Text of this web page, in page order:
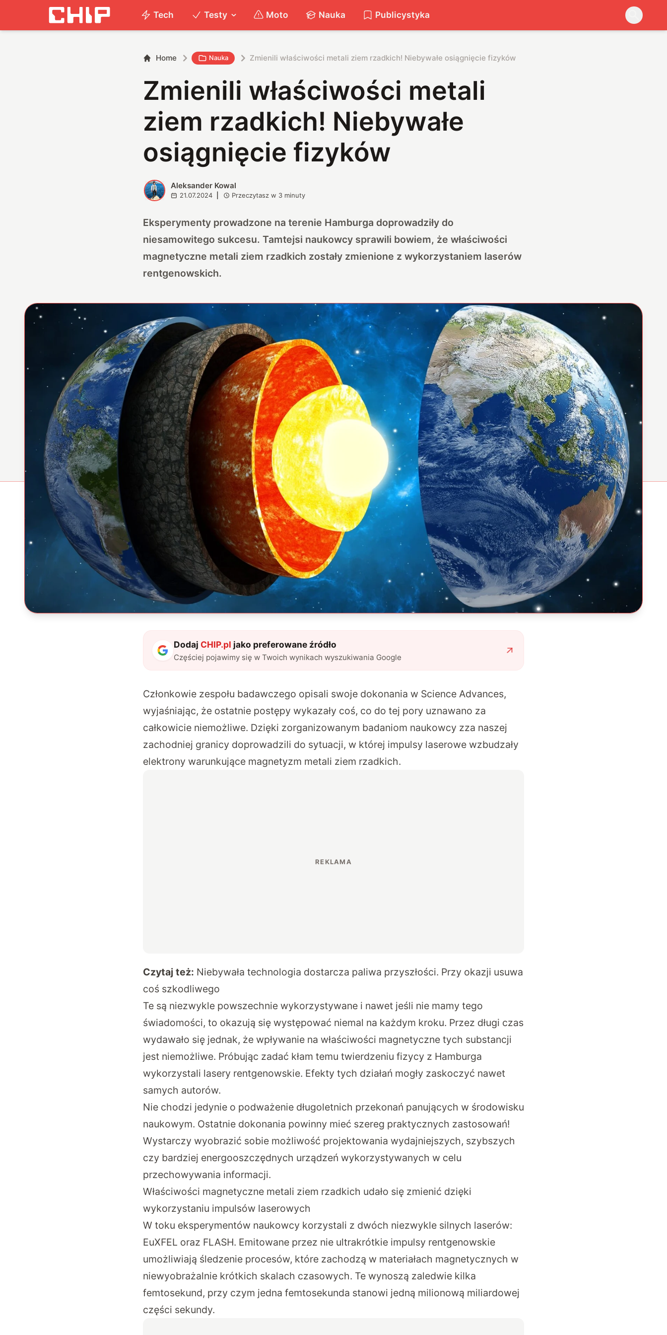
Tech Testy Moto Nauka Publicystyka
Home Nauka Zmienili właściwości metali ziem rzadkich! Niebywałe osiągnięcie fizyków
Zmienili właściwości metali
ziem rzadkich! Niebywałe
osiągnięcie fizyków
A Aleksander Kowal
21.07.2024 Przeczytasz w 3 minuty
Eksperymenty prowadzone na terenie Hamburga doprowadziły do
niesamowitego sukcesu. Tamtejsi naukowcy sprawili bowiem, że właściwości
magnetyczne metali ziem rzadkich zostały zmienione z wykorzystaniem laserów
rentgenowskich.
Dodaj CHIP.pl jako preferowane źródło
Częściej pojawimy się w Twoich wynikach wyszukiwania Google
Członkowie zespołu badawczego opisali swoje dokonania w Science Advances,
wyjaśniając, że ostatnie postępy wykazały coś, co do tej pory uznawano za
całkowicie niemożliwe. Dzięki zorganizowanym badaniom naukowcy zza naszej
zachodniej granicy doprowadzili do sytuacji, w której impulsy laserowe wzbudzały
elektrony warunkujące magnetyzm metali ziem rzadkich.
Czytaj też: Niebywała technologia dostarcza paliwa przyszłości. Przy okazji usuwa
coś szkodliwego
Te są niezwykle powszechnie wykorzystywane i nawet jeśli nie mamy tego
świadomości, to okazują się występować niemal na każdym kroku. Przez długi czas
wydawało się jednak, że wpływanie na właściwości magnetyczne tych substancji
jest niemożliwe. Próbując zadać kłam temu twierdzeniu fizycy z Hamburga
wykorzystali lasery rentgenowskie. Efekty tych działań mogły zaskoczyć nawet
samych autorów.
Nie chodzi jedynie o podważenie długoletnich przekonań panujących w środowisku
naukowym. Ostatnie dokonania powinny mieć szereg praktycznych zastosowań!
Wystarczy wyobrazić sobie możliwość projektowania wydajniejszych, szybszych
czy bardziej energooszczędnych urządzeń wykorzystywanych w celu
przechowywania informacji.
Właściwości magnetyczne metali ziem rzadkich udało się zmienić dzięki
wykorzystaniu impulsów laserowych
W toku eksperymentów naukowcy korzystali z dwóch niezwykle silnych laserów:
EuXFEL oraz FLASH. Emitowane przez nie ultrakrótkie impulsy rentgenowskie
umożliwiają śledzenie procesów, które zachodzą w materiałach magnetycznych w
niewyobrażalnie krótkich skalach czasowych. Te wynoszą zaledwie kilka
femtosekund, przy czym jedna femtosekunda stanowi jedną milionową miliardowej
części sekundy.